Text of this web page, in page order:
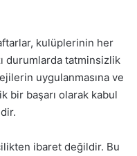
kulüplerinin her
durumlarda tatminsizlik
uygulanmasına ve
bir başarı olarak kabul
ibaret değildir. Bu